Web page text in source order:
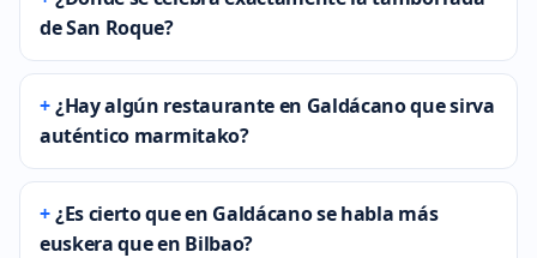
de San Roque?
¿Hay algún restaurante en Galdácano que sirva
auténtico marmitako?
¿Es cierto que en Galdácano se habla más
euskera que en Bilbao?